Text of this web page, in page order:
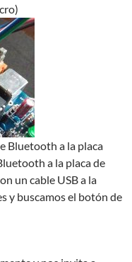
Bluetooth a la placa
a la placa de
un cable USB a la
y buscamos el botón de